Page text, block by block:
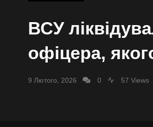
ВСУ
офіцера,
9 Лютого, 2026 0 57 Views